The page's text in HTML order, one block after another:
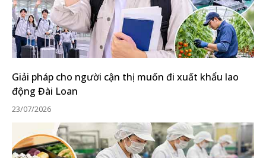
Giải pháp cho người cận thị muốn đi xuất khẩu lao
động Đài Loan
23/07/2026